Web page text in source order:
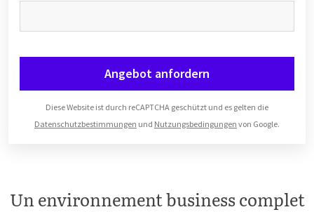
Angebot anfordern
Diese Website ist durch reCAPTCHA geschützt und es gelten die
Datenschutzbestimmungen und Nutzungsbedingungen von Google.
Un environnement business complet